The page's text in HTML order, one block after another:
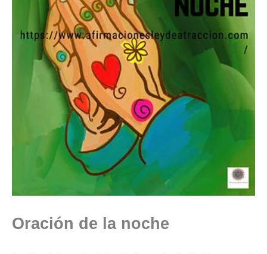
Oración de la noche